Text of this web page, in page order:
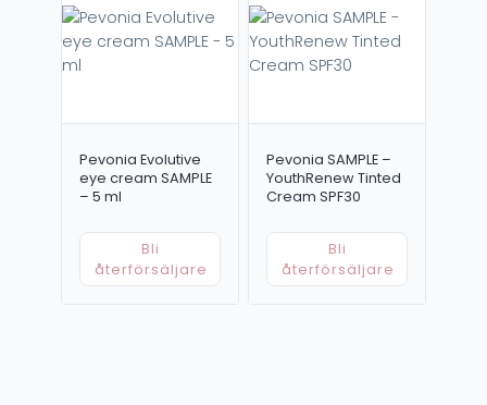
Pevonia Evolutive
eye cream SAMPLE
– 5 ml
Bli
återförsäljare
Pevonia SAMPLE –
YouthRenew Tinted
Cream SPF30
Bli
återförsäljare